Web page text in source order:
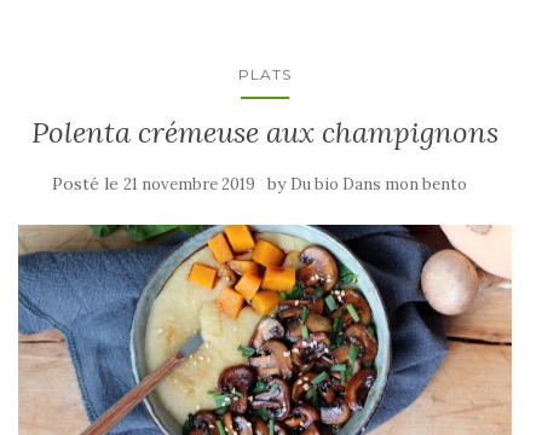
PLATS
Polenta crémeuse aux champignons
Posté le 21 novembre 2019 by Du bio Dans mon bento